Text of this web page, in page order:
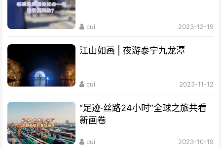
cui 2023-12-19
江山如画 | 夜游泰宁九龙潭
cui 2023-11-12
“足迹·丝路24小时”全球之旅共看
新画卷
cui 2023-10-19